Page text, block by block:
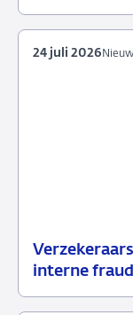
interne
24
Nieuwsbericht
24 juli 2026